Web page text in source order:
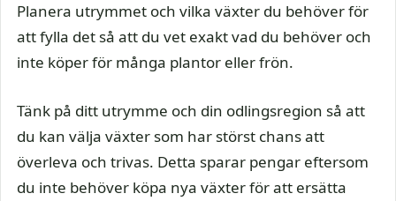
Planera utrymmet och vilka växter du behöver för
att fylla det så att du vet exakt vad du behöver och
inte köper för många plantor eller frön.
Tänk på ditt utrymme och din odlingsregion så att
du kan välja växter som har störst chans att
överleva och trivas. Detta sparar pengar eftersom
du inte behöver köpa nya växter för att ersätta